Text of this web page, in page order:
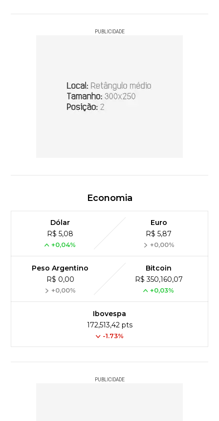
PUBLICIDADE
Economia
Dólar
R$ 5,08
+0,04%
Euro
R$ 5,87
+0,00%
Peso Argentino
R$ 0,00
+0,00%
Bitcoin
R$ 350,160,07
+0,03%
Ibovespa
172,513,42 pts
-1.73%
PUBLICIDADE